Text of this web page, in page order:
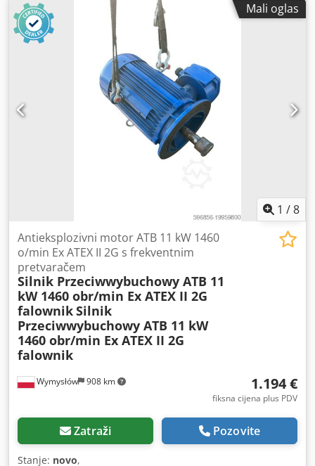
Mali oglas
1 /8
Wymysłów 908 km
Antieksplozivni motor ATB 11 kW 1460
o/min Ex ATEX II 2G s frekventnim
pretvaračem
Silnik Przeciwwybuchowy ATB 11
kW 1460 obr/min Ex ATEX II 2G
falownikSilnik
Przeciwwybuchowy ATB 11 kW
1460 obr/min Ex ATEX II 2G
falownik
1.194 €
fiksna cijena plus PDV
Zatraži Pozovite
Stanje: novo,